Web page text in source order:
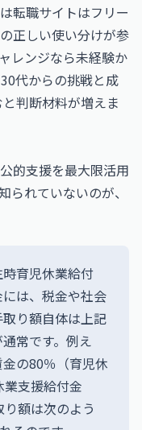
転職サイトはフリー
正しい使い分けが参
レンジなら未経験か
代からの挑戦と成
判断材料が増えま
的支援を最大限活用
られていないのが、
育児休業給付
は、税金や社会
り額自体は上記
常です。例え
の80％（育児休
支援給付金
り額は次のよう